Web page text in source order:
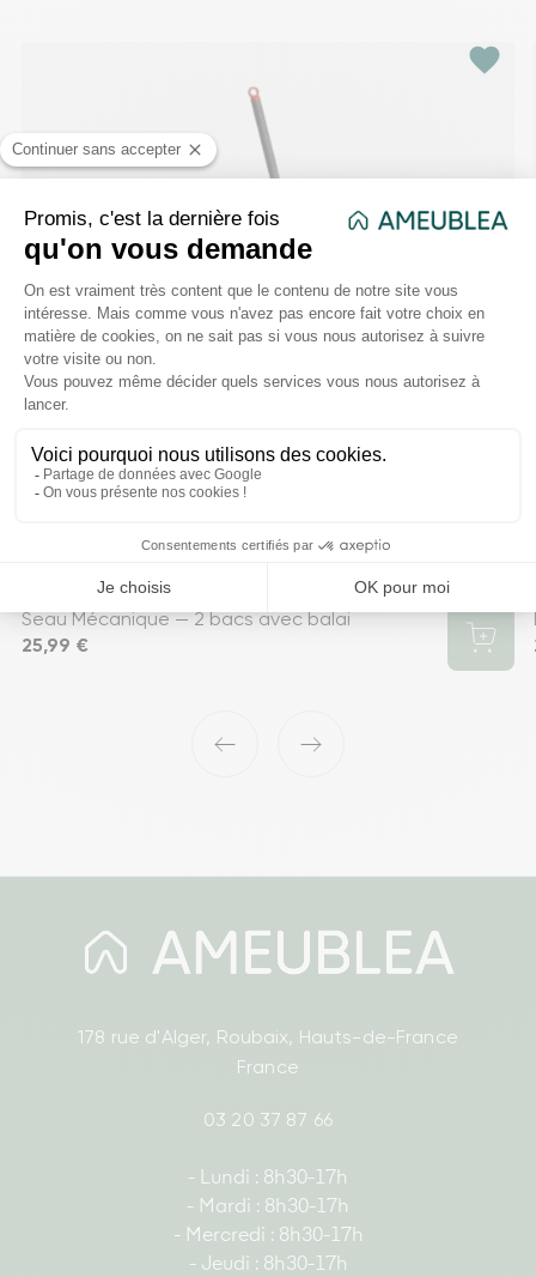
favorite
Seau Mécanique — 2 bacs avec balai
Prix
25,99 €
‹ ›
178 rue d'Alger, Roubaix, Hauts-de-France
France
03 20 37 87 66
- Lundi : 8h30-17h
- Mardi : 8h30-17h
- Mercredi : 8h30-17h
- Jeudi : 8h30-17h